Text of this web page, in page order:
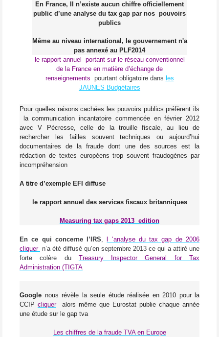
En France, Il n’existe aucun chiffre officiellement
public d’une analyse du tax gap par nos pouvoirs
publics
Même au niveau international, le gouvernement n'a
pas annexé au PLF2014
le rapport annuel portant sur le réseau conventionnel
de la France en matière d’échange de
renseignements pourtant obligatoire dans les
JAUNES Budgétaires
Pour quelles raisons cachées les pouvoirs publics préfèrent ils
la communication incantatoire commencée en février 2012
avec V Pécresse, celle de la trouille fiscale, au lieu de
rechercher les failles souvent techniques ou aujourd’hui
documentaires de la fraude dont une des sources est la
rédaction de textes européens trop souvent fraudogénes par
incompréhension
A titre d’exemple EFI diffuse
le rapport annuel des services fiscaux britanniques
Measuring tax gaps 2013 edition
En ce qui concerne l’IRS,
l ‘analyse du tax gap de 2006
cliquer n’a été diffusé qu’en septembre 2013 ce qui a attiré une
forte colère du Treasury Inspector General for Tax
Administration (TIGTA
Google nous révèle la seule étude réalisée en 2010 pour la
CCIP cliquer
alors même que Eurostat publie chaque année
une étude sur le gap tva
Les chiffres de la fraude TVA en Europe